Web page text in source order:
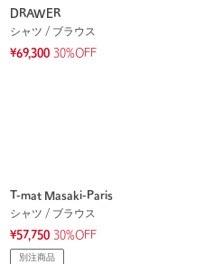
DRAWER
シャツ / ブラウス
¥69,300 30%OFF
T-mat Masaki-Paris
シャツ / ブラウス
¥57,750 30%OFF
別注商品